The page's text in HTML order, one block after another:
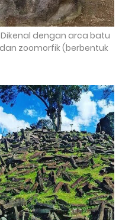
Dikenal dengan arca batu
zoomorfik (berbentuk